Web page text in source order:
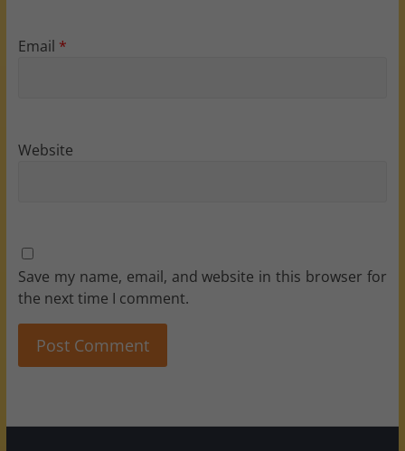
Email *
Website
Save my name, email, and website in this browser for
the next time I comment.